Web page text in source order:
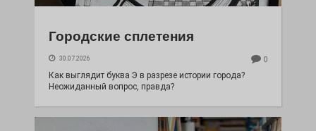
Городские сплетения
30.07.2026 0
Как выглядит буква Э в разрезе истории города?
Неожиданный вопрос, правда?